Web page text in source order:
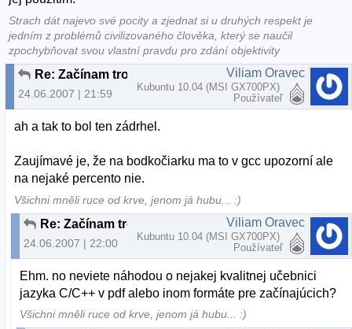
Strach dát najevo své pocity a zjednat si u druhých respekt je
jedním z problémů civilizovaného člověka, který se naučil
zpochybňovat svou vlastní pravdu pro zdání objektivity
24.06.2007 | 21:59
Viliam Oravec
Kubuntu 10.04 (MSI GX700PX)
Používateľ
ah a tak to bol ten zádrhel.
Zaujímavé je, že na bodkočiarku ma to v gcc upozorní ale
na nejaké percento nie.
Všichni mněli ruce od krve, jenom já hubu... :)
24.06.2007 | 22:00
Viliam Oravec
Kubuntu 10.04 (MSI GX700PX)
Používateľ
Ehm. no neviete náhodou o nejakej kvalitnej učebnici
jazyka C/C++ v pdf alebo inom formáte pre začínajúcich?
Všichni mněli ruce od krve, jenom já hubu... :)